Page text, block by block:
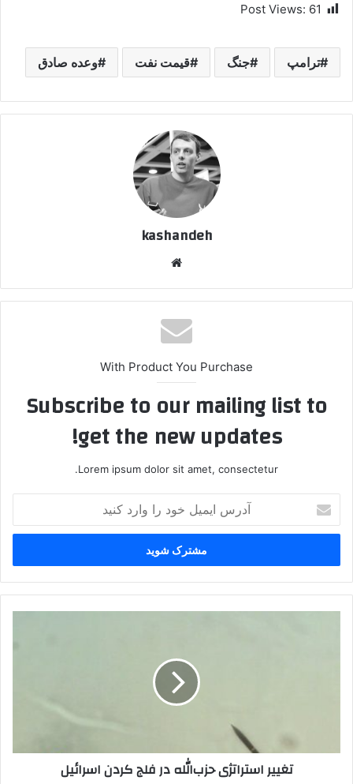
Post Views: 61
ترامپ جنگ قیمت نفت وعده صادق
kashandeh
With Product You Purchase
Subscribe to our mailing list to
get the new updates!
Lorem ipsum dolor sit amet, consectetur.
ایمیل
خود
وارد
کنید
تغییر استراتژی حزب‌الله در فلج کردن اسرائیل